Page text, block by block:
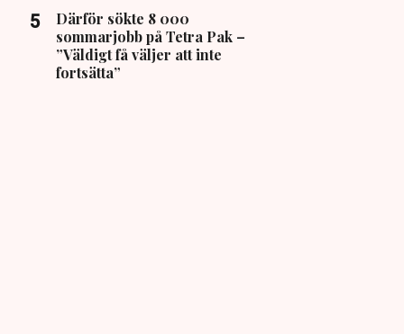
Därför sökte 8 000
sommarjobb på Tetra Pak –
”Väldigt få väljer att inte
fortsätta”